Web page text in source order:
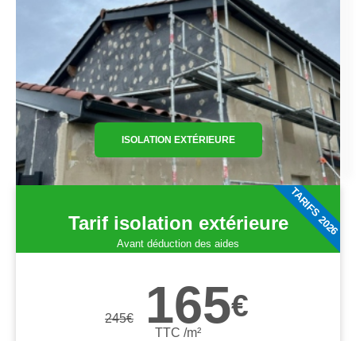
ISOLATION EXTÉRIEURE
Tarif isolation extérieure
Avant déduction des aides
245€ 165€
TTC /m²
TARIFS 2026